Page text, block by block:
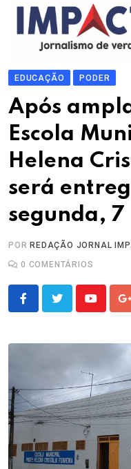
EDUCAÇÃO PODER
Após
Escola
Helena
será
segunda, 7
POR REDAÇÃO JORNAL
0 COMENTÁRIOS
Youtube